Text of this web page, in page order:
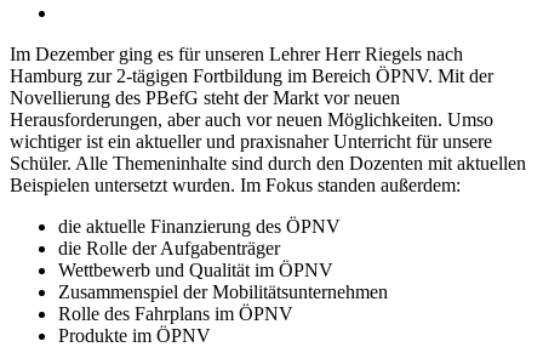
Im Dezember ging es für unseren Lehrer Herr Riegels nach
Hamburg zur 2-tägigen Fortbildung im Bereich ÖPNV. Mit der
Novellierung des PBefG steht der Markt vor neuen
Herausforderungen, aber auch vor neuen Möglichkeiten. Umso
wichtiger ist ein aktueller und praxisnaher Unterricht für unsere
Schüler. Alle Themeninhalte sind durch den Dozenten mit aktuellen
Beispielen untersetzt wurden. Im Fokus standen außerdem:
die aktuelle Finanzierung des ÖPNV
die Rolle der Aufgabenträger
Wettbewerb und Qualität im ÖPNV
Zusammenspiel der Mobilitätsunternehmen
Rolle des Fahrplans im ÖPNV
Produkte im ÖPNV